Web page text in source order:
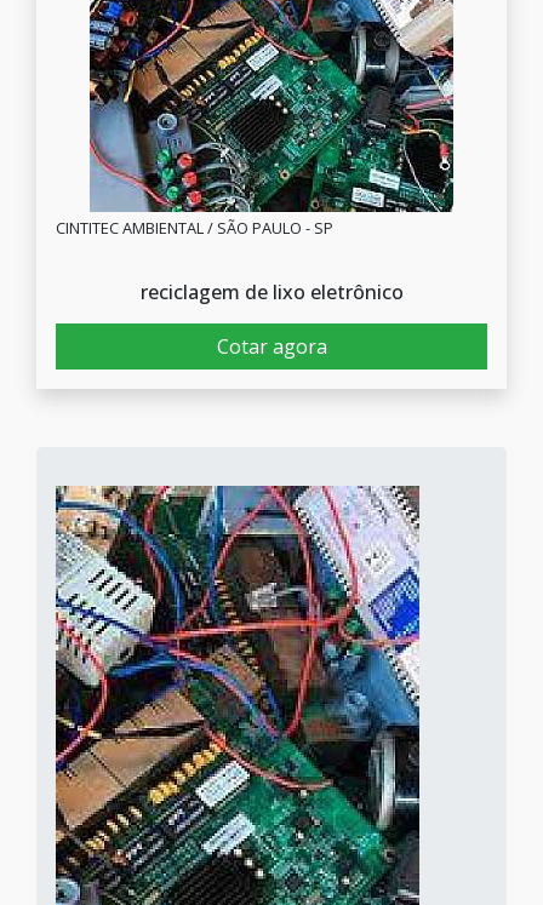
CINTITEC AMBIENTAL / SÃO PAULO - SP
reciclagem de lixo eletrônico
Cotar agora